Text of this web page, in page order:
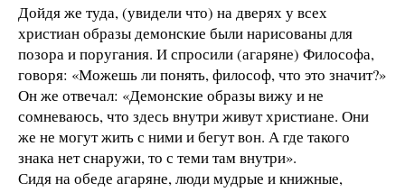
Дойдя же туда, (увидели что) на дверях у всех
христиан образы демонские были нарисованы для
позора и поругания. И спросили (агаряне) Философа,
говоря: «Можешь ли понять, философ, что это значит?»
Он же отвечал: «Демонские образы вижу и не
сомневаюсь, что здесь внутри живут христиане. Они
же не могут жить с ними и бегут вон. А где такого
знака нет снаружи, то с теми там внутри».
Сидя на обеде агаряне, люди мудрые и книжные,